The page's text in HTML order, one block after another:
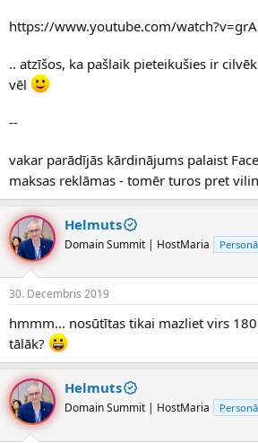
https://www.youtube.com/
.. atzīšos, ka pašlaik pieteikušies ir
vēl
--
vakar parādījās kārdinājums palaist
maksas reklāmas - tomēr turos pret
Helmuts
Domain Summit | HostMaria
30. Decembris 2019
hmmm... nosūtītas tikai mazliet virs
tālāk?
Helmuts
Domain Summit | HostMaria